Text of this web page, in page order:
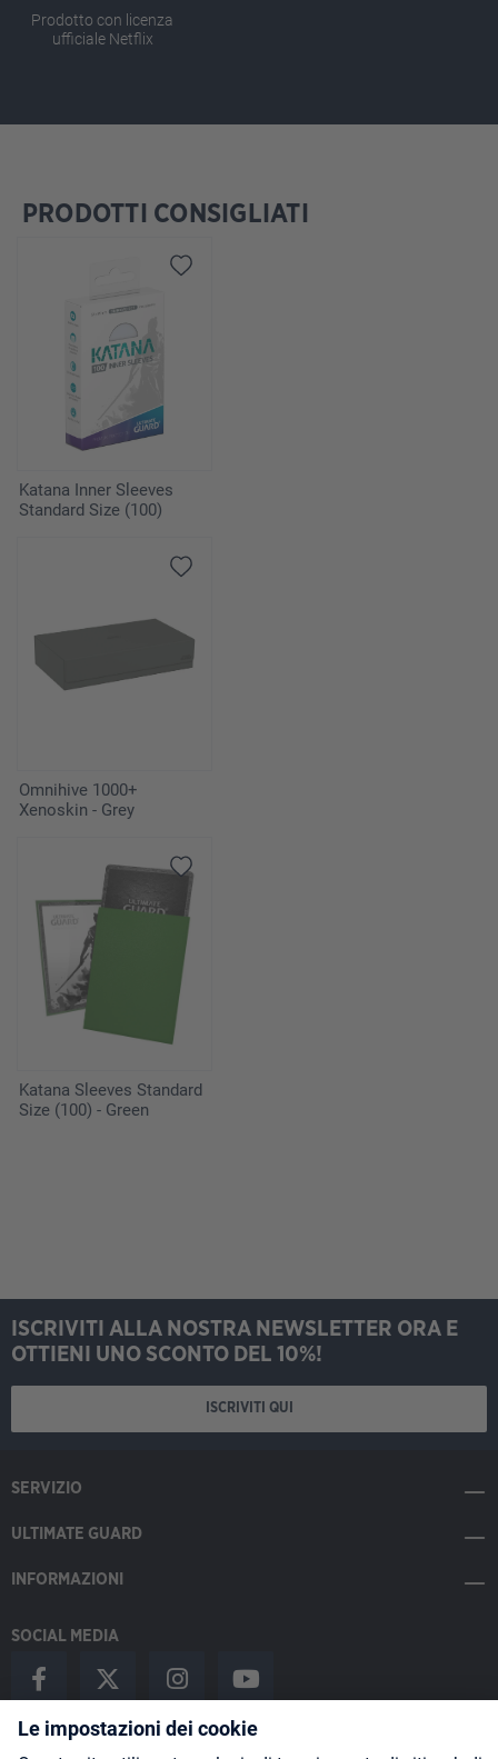
Prodotto con licenza
ufficiale Netflix
Salta la galleria dei prodotti
PRODOTTI CONSIGLIATI
Katana Inner Sleeves
Standard Size (100)
Omnihive 1000+
Xenoskin - Grey
Katana Sleeves Standard
Size (100) - Green
ISCRIVITI ALLA NOSTRA NEWSLETTER ORA E
OTTIENI UNO SCONTO DEL 10%!
ISCRIVITI QUI
SERVIZIO
ULTIMATE GUARD
INFORMAZIONI
SOCIAL MEDIA
Payment Methods